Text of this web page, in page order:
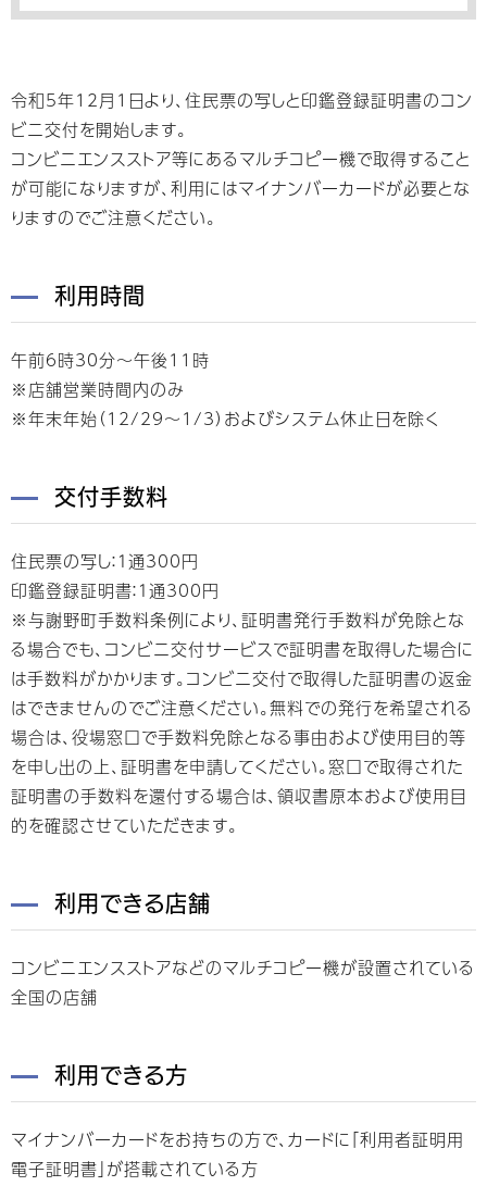
令和5年12月1日より、住民票の写しと印鑑登録証明書のコン
ビニ交付を開始します。
コンビニエンスストア等にあるマルチコピー機で取得すること
が可能になりますが、利用にはマイナンバーカードが必要とな
りますのでご注意ください。
利用時間
午前6時30分～午後11時
※店舗営業時間内のみ
※年末年始（12/29～1/3）およびシステム休止日を除く
交付手数料
住民票の写し：１通300円
印鑑登録証明書：１通300円
※与謝野町手数料条例により、証明書発行手数料が免除とな
る場合でも、コンビニ交付サービスで証明書を取得した場合に
は手数料がかかります。コンビニ交付で取得した証明書の返金
はできませんのでご注意ください。無料での発行を希望される
場合は、役場窓口で手数料免除となる事由および使用目的等
を申し出の上、証明書を申請してください。窓口で取得された
証明書の手数料を還付する場合は、領収書原本および使用目
的を確認させていただきます。
利用できる店舗
コンビニエンスストアなどのマルチコピー機が設置されている
全国の店舗
利用できる方
マイナンバーカードをお持ちの方で、カードに「利用者証明用
電子証明書」が搭載されている方